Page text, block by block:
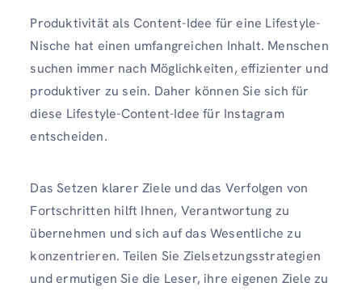
Produktivität als Content-Idee für eine Lifestyle-
Nische hat einen umfangreichen Inhalt. Menschen
suchen immer nach Möglichkeiten, effizienter und
produktiver zu sein. Daher können Sie sich für
diese Lifestyle-Content-Idee für Instagram
entscheiden.
Das Setzen klarer Ziele und das Verfolgen von
Fortschritten hilft Ihnen, Verantwortung zu
übernehmen und sich auf das Wesentliche zu
konzentrieren. Teilen Sie Zielsetzungsstrategien
und ermutigen Sie die Leser, ihre eigenen Ziele zu